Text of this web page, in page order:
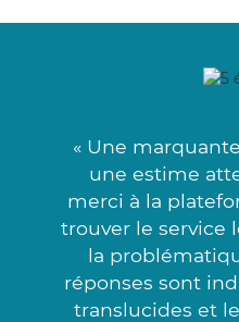
« Une
une estime
merci à la
trouver le service
la
réponses sont
translucides et